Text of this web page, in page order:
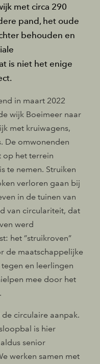
met circa 290
pand, het oude
behouden en
is niet het enige
in maart 2022
wijk Boeimeer naar
met kruiwagens,
De omwonenden
op het terrein
te nemen. Struiken
verloren gaan bij
in de tuinen van
van circulariteit, dat
werd
het ”struikroven”
de maatschappelijke
en leerlingen
mee door het
circulaire aanpak.
is hier
senior
werken samen met